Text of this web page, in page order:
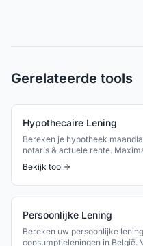
Gerelateerde tools
Hypothecaire Lening
Bereken je hypotheek
notaris & actuele rente.
België.
Bekijk tool
Persoonlijke Lening
Bereken uw persoonlijke
consumptieleningen in België.